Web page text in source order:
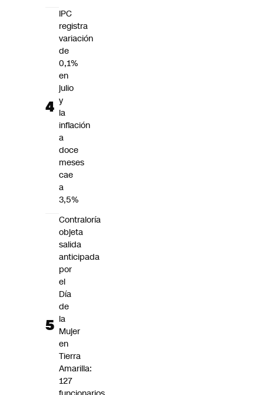
IPC
registra
variación
de
0,1%
en
julio
y
la
inflación
a
doce
meses
cae
a
3,5%
Contraloría
objeta
salida
anticipada
por
el
Día
de
la
Mujer
en
Tierra
Amarilla:
127